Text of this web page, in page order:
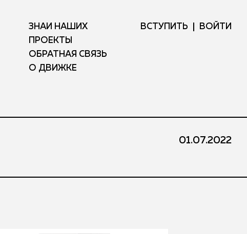
ЗНАЙ НАШИХ
ПРОЕКТЫ
ОБРАТНАЯ СВЯЗЬ
О ДВИЖКЕ
ВСТУПИТЬ ВОЙТИ
01.07.2022